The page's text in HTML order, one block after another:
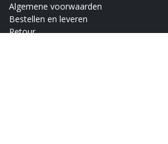
Algemene voorwaarden
Bestellen en leveren
Retour